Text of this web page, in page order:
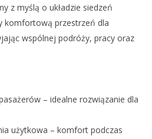
z myślą o układzie siedzeń
komfortową przestrzeń dla
wspólnej podróży, pracy oraz
– idealne rozwiązanie dla
użytkowa – komfort podczas